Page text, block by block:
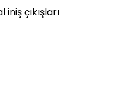
çıkışları